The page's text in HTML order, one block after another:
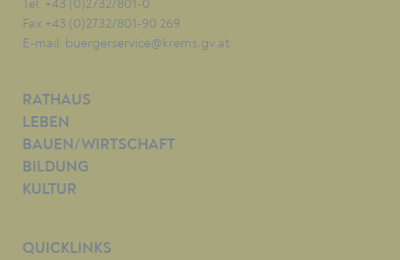
Tel. +43 (0)2732/801-0
Fax +43 (0)2732/801-90 269
E-mail: buergerservice@krems.gv.at
RATHAUS
LEBEN
BAUEN/WIRTSCHAFT
BILDUNG
KULTUR
QUICKLINKS